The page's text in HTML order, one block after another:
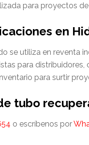
para proyectos
en
se utiliza en reventa
para
para surtir
tubo
o escríbenos por